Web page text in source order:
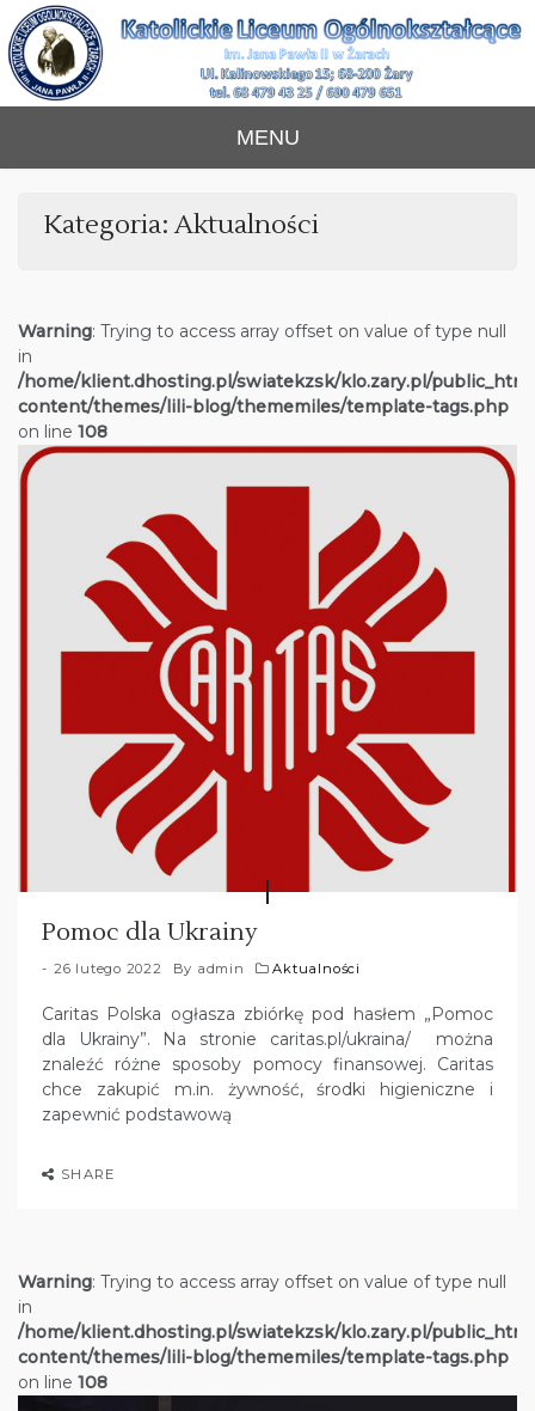
Skip
to
content
Katolickie Liceum
Ogólnokształcące
MENU
Kategoria:Aktualności
Warning: Trying to access array offset on value of type null
in
/home/klient.dhosting.pl/swiatekzsk/klo.zary.pl/
content/themes/lili-blog/thememiles/template-tags.php
on line 108
Pomoc dla Ukrainy
26 lutego 2022 By admin Aktualności
Caritas Polska ogłasza zbiórkę pod hasłem „Pomoc
dla Ukrainy”. Na stronie caritas.pl/ukraina/ można
znaleźć różne sposoby pomocy finansowej. Caritas
chce zakupić m.in. żywność, środki higieniczne i
zapewnić podstawową
SHARE
Warning: Trying to access array offset on value of type null
in
/home/klient.dhosting.pl/swiatekzsk/klo.zary.pl/
content/themes/lili-blog/thememiles/template-tags.php
on line 108